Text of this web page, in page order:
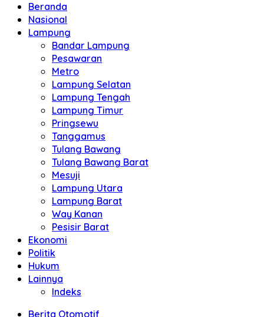
Beranda
Nasional
Lampung
Bandar Lampung
Pesawaran
Metro
Lampung Selatan
Lampung Tengah
Lampung Timur
Pringsewu
Tanggamus
Tulang Bawang
Tulang Bawang Barat
Mesuji
Lampung Utara
Lampung Barat
Way Kanan
Pesisir Barat
Ekonomi
Politik
Hukum
Lainnya
Indeks
Berita Otomotif